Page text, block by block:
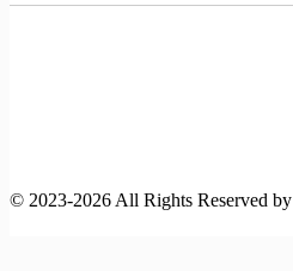
©️ 2023-2026 All Rights Reserved by